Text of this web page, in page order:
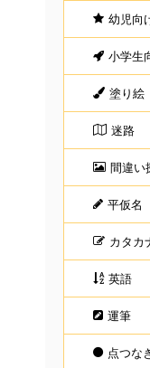
幼児向
小学生
塗り絵
迷路
間違い
平仮名
カタカ
英語
運筆
点つな